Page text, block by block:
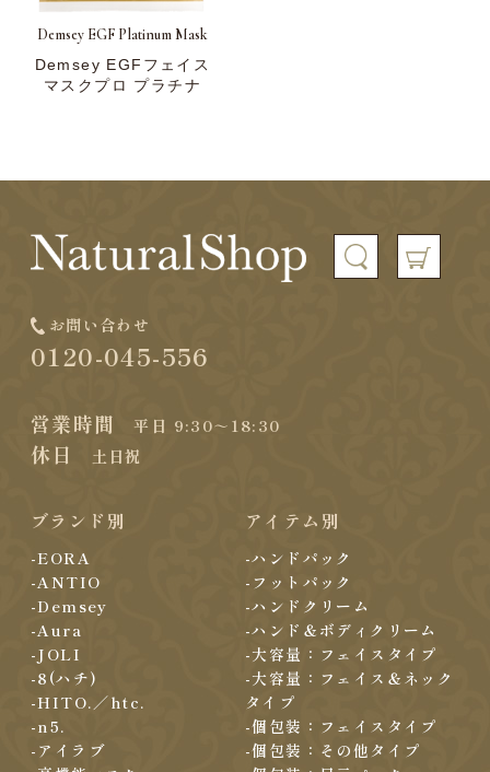
Demsey EGF Platinum Mask
Demsey EGFフェイス
マスクプロ プラチナ
お問い合わせ
0120-045-556
営業時間 平日 9:30～18:30
休日 土日祝
ブランド別
-EORA
-ANTIO
-Demsey
-Aura
-JOLI
-8(ハチ)
-HITO.／htc.
-n5.
-アイラブ
アイテム別
-ハンドパック
-フットパック
-ハンドクリーム
-ハンド＆ボディクリーム
-大容量：フェイスタイプ
-大容量：フェイス＆ネック
タイプ
-個包装：フェイスタイプ
-個包装：その他タイプ